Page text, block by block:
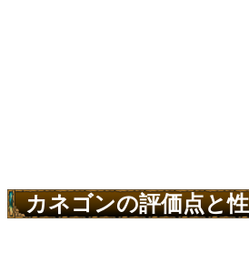
カネゴンの評価点と